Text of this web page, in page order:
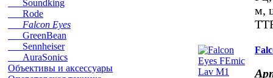
Soundking
Rode
Falcon Eyes
GreenBean
Sennheiser
AuraSonics
Объективы и аксессуары
м,